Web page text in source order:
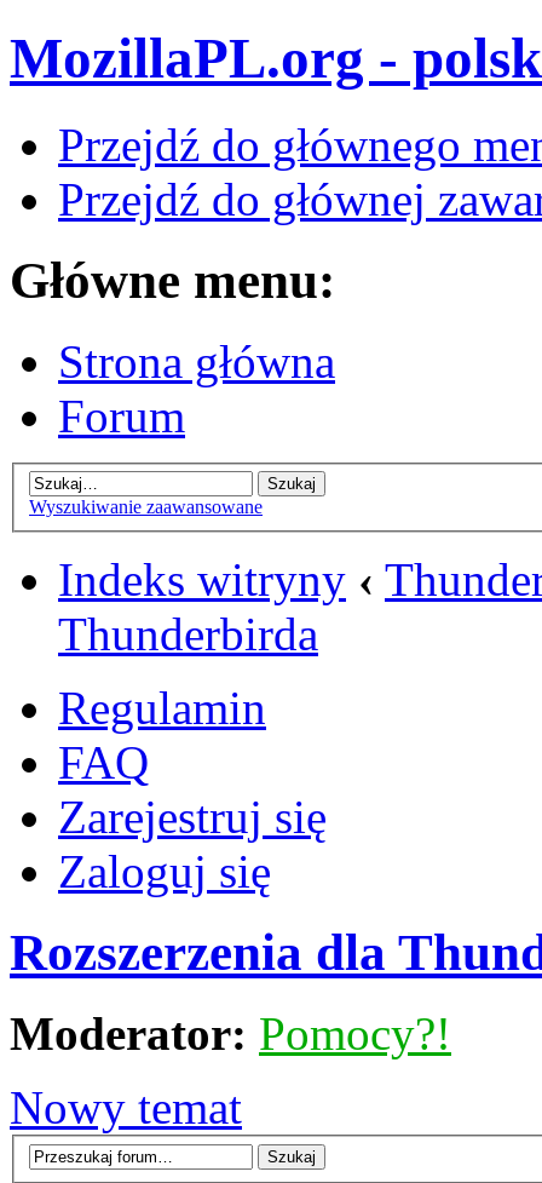
MozillaPL.org -
Przejdź do głównego
Przejdź do głównej
Główne menu:
Strona główna
Forum
Wyszukiwanie zaawansowane
Indeks witryny ‹
Thunderbirda
Regulamin
FAQ
Zarejestruj się
Zaloguj się
Rozszerzenia dla
Moderator: Pomocy?!
Nowy temat